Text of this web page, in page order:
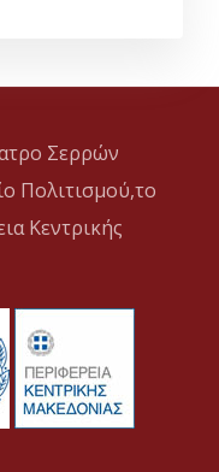
Σερρών
Πολιτισμού,το
Κεντρικής